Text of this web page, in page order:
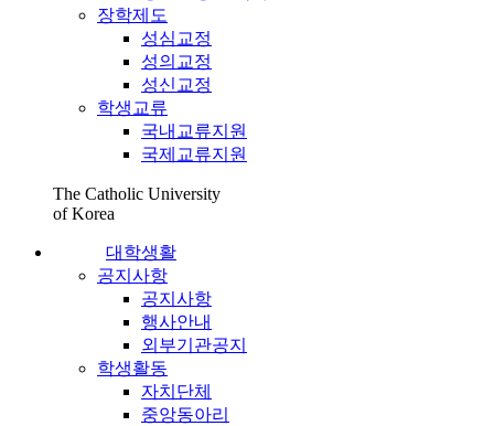
장학제도
성심교정
성의교정
성신교정
학생교류
국내교류지원
국제교류지원
The Catholic University
of Korea
대학생활
공지사항
공지사항
행사안내
외부기관공지
학생활동
자치단체
중앙동아리